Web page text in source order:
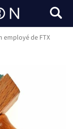
employé de FTX